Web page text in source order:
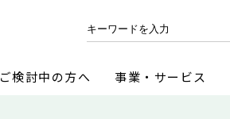
ご検討中の方へ 事業・サービス